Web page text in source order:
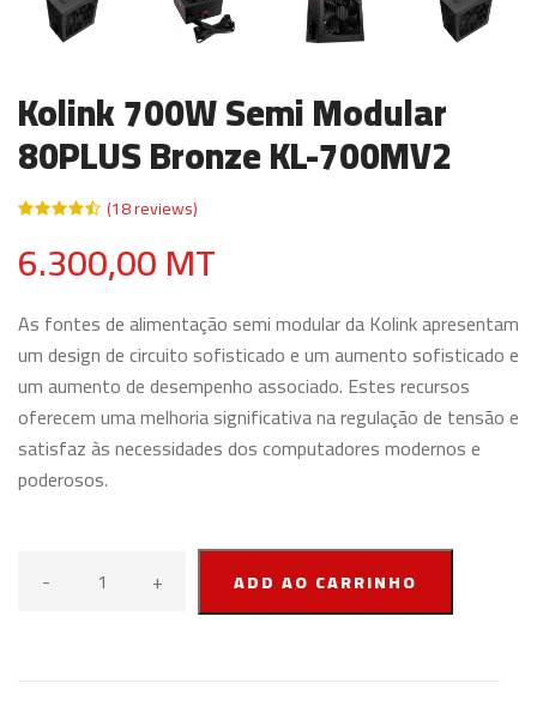
Kolink 700W Semi Modular
80PLUS Bronze KL-700MV2
(18 reviews)
6.300,00 MT
As fontes de alimentação semi modular da Kolink apresentam
um design de circuito sofisticado e um aumento sofisticado e
um aumento de desempenho associado. Estes recursos
oferecem uma melhoria significativa na regulação de tensão e
satisfaz às necessidades dos computadores modernos e
poderosos.
- + ADD AO CARRINHO